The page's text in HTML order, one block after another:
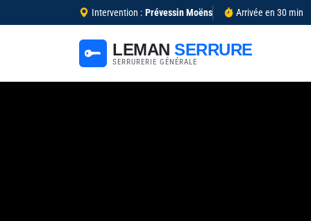
Intervention : Prévessin Moëns Arrivée en 30 min
LEMAN SERRURE
SERRURERIE GÉNÉRALE